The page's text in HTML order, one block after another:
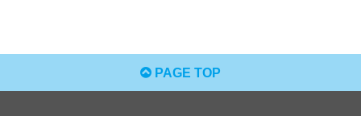
PAGE TOP